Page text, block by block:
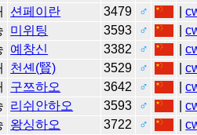
션페이란 3479 ♂ |
미위팅 3593 ♂ |
예창신 3382 ♂ |
천셴(賢) 3529 ♂ |
구쯔하오 3642 ♂ |
리쉬안하오 3593 ♂ |
왕싱하오 3722 ♂ |